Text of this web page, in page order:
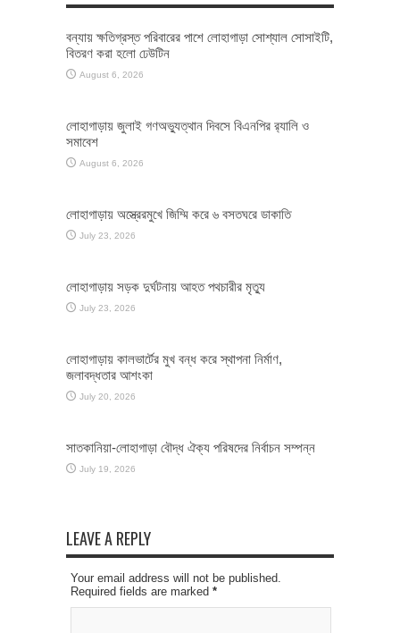
বন্যায় ক্ষতিগ্রস্ত পরিবারের পাশে লোহাগাড়া সোশ্যাল সোসাইটি,
বিতরণ করা হলো ঢেউটিন
August 6, 2026
লোহাগাড়ায় জুলাই গণঅভ্যুত্থান দিবসে বিএনপির র‌্যালি ও
সমাবেশ
August 6, 2026
লোহাগাড়ায় অস্ত্রেরমুখে জিম্মি করে ৬ বসতঘরে ডাকাতি
July 23, 2026
লোহাগাড়ায় সড়ক দুর্ঘটনায় আহত পথচারীর মৃত্যু
July 23, 2026
লোহাগাড়ায় কালভার্টের মুখ বন্ধ করে স্থাপনা নির্মাণ,
জলাবদ্ধতার আশংকা
July 20, 2026
সাতকানিয়া-লোহাগাড়া বৌদ্ধ ঐক্য পরিষদের নির্বাচন সম্পন্ন
July 19, 2026
LEAVE A REPLY
Your email address will not be published.
Required fields are marked *